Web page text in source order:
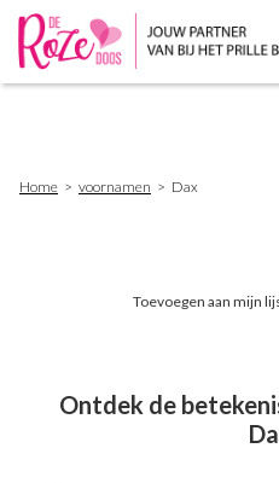
Home voornamen Dax
Toevoegen aan mijn
Ontdek de